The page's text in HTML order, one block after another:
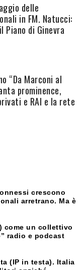
delle
in FM. Natucci:
Piano di Ginevra
“Da Marconi al
prominence,
e RAI e la rete
crescono
arretrano. Ma è
come un collettivo
radio e podcast
(IP in testa). Italia